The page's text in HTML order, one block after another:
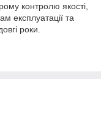
контролю якості,
експлуатації та
роки.